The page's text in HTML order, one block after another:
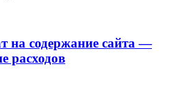
на содержание сайта —
расходов